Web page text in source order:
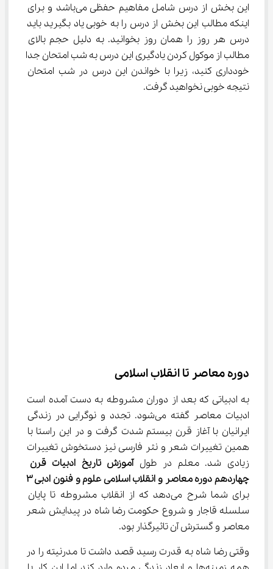
این بخش از درس شامل مفاهیم حفظی می‌باشد و برای
اینکه مطالب این بخش از درس را به خوبی یاد بگیرید باید
درس هر روز را همان روز بخوانید. به دلیل حجم بالای
مطالب از موکول کردن یادگیری این درس به شب امتحان جدا
خودداری کنید، زیرا با خواندن این درس در شب امتحان
نتیجه خوبی نخواهید گرفت.
دوره معاصر تا انقلاب اسلامی
به ادبیاتی که بعد از دوران مشروطه به دست آمده است
ادبیات معاصر گفته می‌شود. تجدد و نوگرایی در زندگی
ایرانیان با آغاز قرن بیستم شدت گرفت و در این راستا با
همین تغییرات شعر و نثر فارسی نیز دستخوش تغییرات
زیادی شد. معلم در طول آموزش تاریخ ادبیات قرن
چهاردهم دوره معاصر و انقلاب اسلامی علوم و فنون ادبی ۳
برای شما شرح می‌دهد که از انقلاب مشروطه تا پایان
سلسله قاجار و شروع حکومت رضا شاه در پیدایش شعر
معاصر و گسترش آن تاثیرگذار بود.
وقتی رضا شاه به قدرت رسید قصد داشت تا مدرنیته را در